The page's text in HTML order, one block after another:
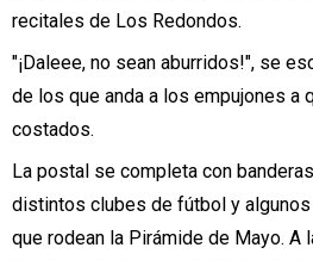
recitales de Los Redondos.
"¡Daleee, no sean aburridos!", se
de los que anda a los empujones a
costados.
La postal se completa con
distintos clubes de fútbol y
que rodean la Pirámide de Mayo. A